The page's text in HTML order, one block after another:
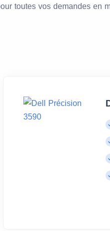
toutes vos demandes en